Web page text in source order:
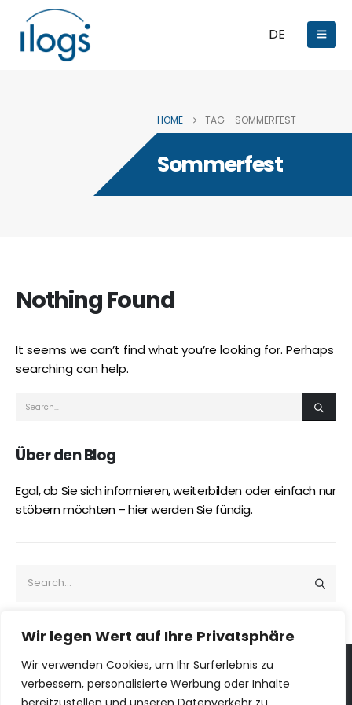
Wir legen Wert auf Ihre Privatsphäre
Wir verwenden Cookies, um Ihr Surferlebnis zu
verbessern, personalisierte Werbung oder Inhalte
DE
HOME TAG - SOMMERFEST
Sommerfest
Nothing Found
It seems we can’t find what you’re looking for. Perhaps
searching can help.
Über den Blog
Egal, ob Sie sich informieren, weiterbilden oder einfach nur
stöbern möchten – hier werden Sie fündig.
ILOGS © 2026. Alle Rechte vorbehalten